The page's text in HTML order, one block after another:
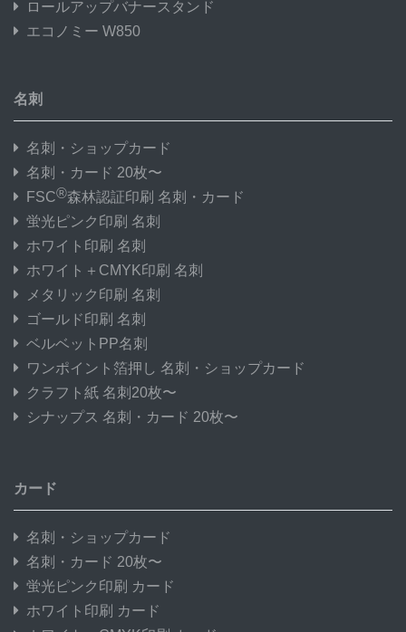
ロールアップバナースタンド
エコノミー W850
名刺
名刺・ショップカード
名刺・カード 20枚〜
FSC®森林認証印刷 名刺・カード
蛍光ピンク印刷 名刺
ホワイト印刷 名刺
ホワイト＋CMYK印刷 名刺
メタリック印刷 名刺
ゴールド印刷 名刺
ベルベットPP名刺
ワンポイント箔押し 名刺・ショップカード
クラフト紙 名刺20枚〜
シナップス 名刺・カード 20枚〜
カード
名刺・ショップカード
名刺・カード 20枚〜
蛍光ピンク印刷 カード
ホワイト印刷 カード